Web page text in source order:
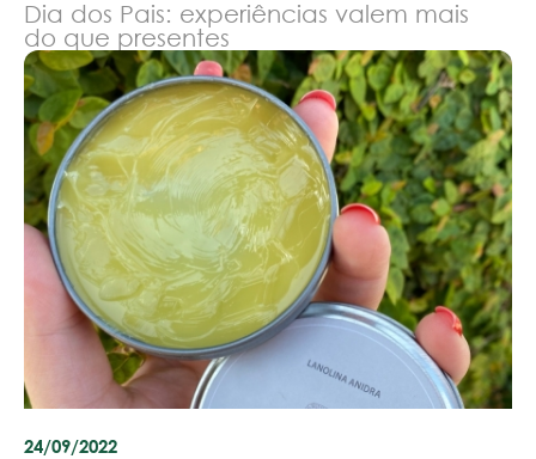
Dia dos Pais: experiências valem mais
do que presentes
24/09/2022